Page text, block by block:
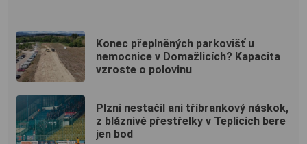
Konec přeplněných parkovišť u
nemocnice v Domažlicích? Kapacita
vzroste o polovinu
Plzni nestačil ani tříbrankový náskok,
z bláznivé přestřelky v Teplicích bere
jen bod